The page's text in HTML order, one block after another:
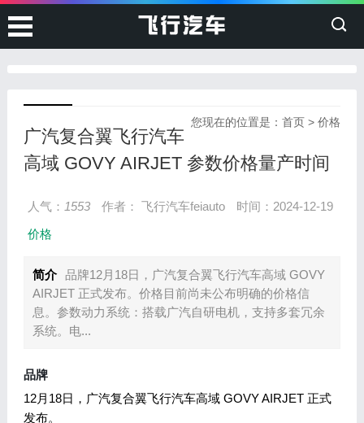
您现在的位置是：首页 >价格
广汽复合翼飞行汽车
高域 GOVY AIRJET 参数价格量产时间
人气： 1553 作者： 飞行汽车feiauto
时间：2024-12-19
价格
简介 品牌12月18日，广汽复合翼飞行汽车高域 GOVY
AIRJET 正式发布。价格目前尚未公布明确的价格信
息。参数动力系统：搭载广汽自研电机，支持多套冗余
系统。电...
品牌
12月18日，广汽复合翼飞行汽车高域 GOVY AIRJET 正式
发布。